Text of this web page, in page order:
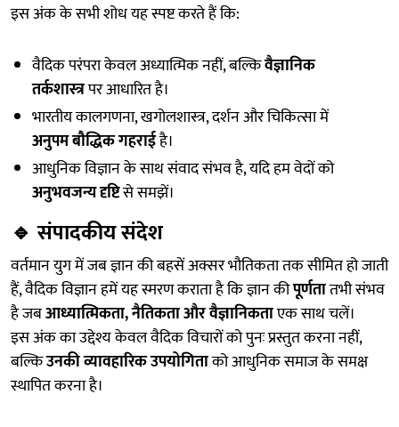
इस अंक के सभी शोध यह स्पष्ट करते हैं कि:
वैदिक परंपरा केवल अध्यात्मिक नहीं, बल्किवैज्ञानिक
तर्कशास्त्रपर आधारित है।
भारतीय कालगणना, खगोलशास्त्र, दर्शन और चिकित्सा में
अनुपम बौद्धिक गहराईहै।
आधुनिक विज्ञान के साथ संवाद संभव है, यदि हम वेदों को
अनुभवजन्य दृष्टिसे समझें।
🔹संपादकीय संदेश
वर्तमान युग में जब ज्ञान की बहसें अक्सर भौतिकता तक सीमित हो जाती
हैं, वैदिक विज्ञान हमें यह स्मरण कराता है कि ज्ञान कीपूर्णतातभी संभव
है जबआध्यात्मिकता, नैतिकता और वैज्ञानिकताएक साथ चलें।
इस अंक का उद्देश्य केवल वैदिक विचारों को पुनः प्रस्तुत करना नहीं,
बल्किउनकी व्यावहारिक उपयोगिताको आधुनिक समाज के समक्ष
स्थापित करना है।